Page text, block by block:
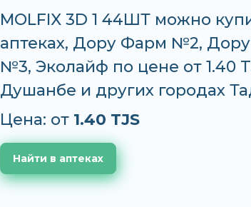
MOLFIX 3D 1 44ШТ можно
аптеках, Дору Фарм №2,
№3, Эколайф по цене от 1.40
Душанбе и других городах
Цена: от 1.40 TJS
Найти в аптеках